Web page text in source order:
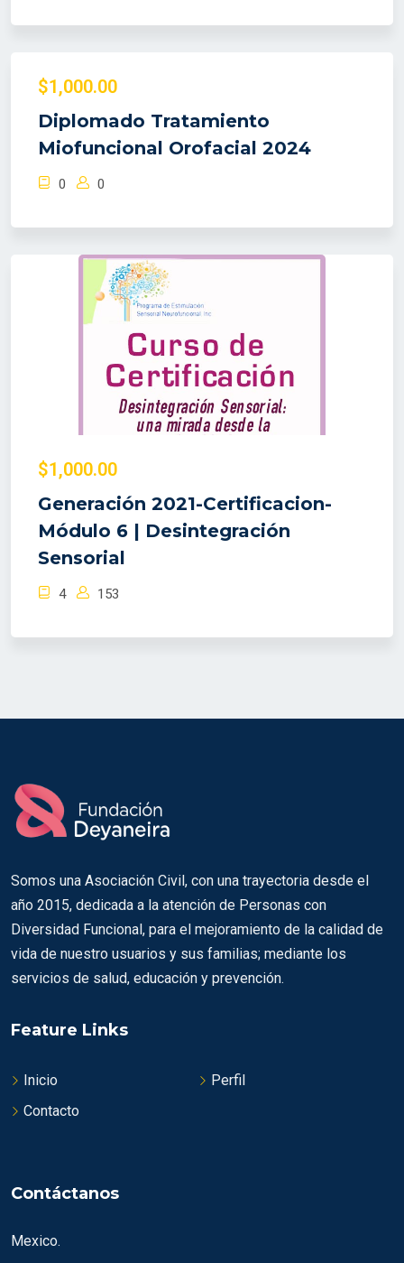
$1,000.00
Diplomado Tratamiento
Miofuncional Orofacial 2024
0 0
$1,000.00
Generación 2021-Certificacion-
Módulo 6 | Desintegración
Sensorial
4 153
Somos una Asociación Civil, con una trayectoria desde el
año 2015, dedicada a la atención de Personas con
Diversidad Funcional, para el mejoramiento de la calidad de
vida de nuestro usuarios y sus familias; mediante los
servicios de salud, educación y prevención.
Feature Links
Inicio
Perfil
Contacto
Contáctanos
Mexico.